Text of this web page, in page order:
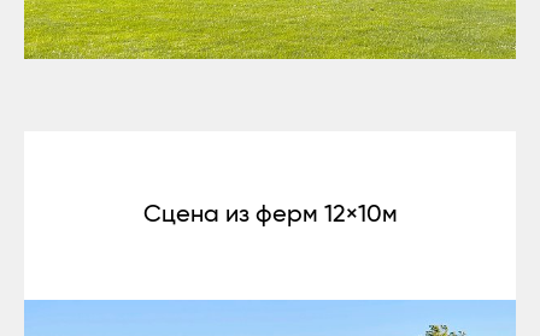
Сцена из ферм 12×10м